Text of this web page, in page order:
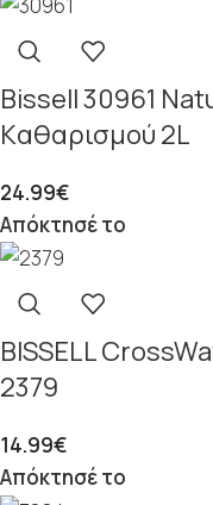
Bissell 30961
Kαθαρισμού 2L
24.99€
Απόκτησέ το
BISSELL
2379
14.99€
Απόκτησέ το